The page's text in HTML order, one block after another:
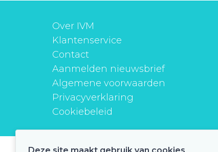
Over IVM
Klantenservice
Contact
Aanmelden nieuwsbrief
Algemene voorwaarden
Privacyverklaring
Cookiebeleid